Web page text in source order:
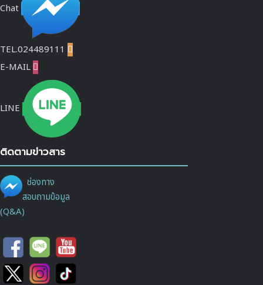
Chat
TEL.024489111 
E-MAIL 
LINE
ติดตามข่าวสาร
ช่องทาง
สอบถามข้อมูล
(Q&A)